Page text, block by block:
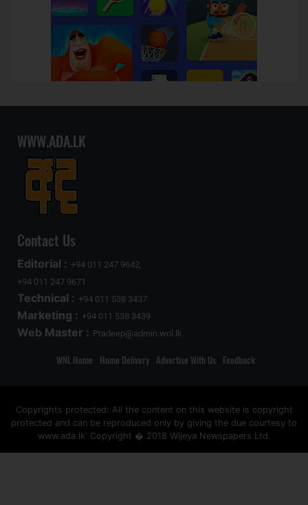
WWW.ADA.LK
Contact Us
Editorial : +94 011 247 9642,
+94 011 247 9671
Technical : +94 011 538 3437
Marketing : +94 011 538 3439
Web Master : Pradeep@admin.wnl.lk
WNL Home Home Delivery Advertise With Us Feedback
Copyrights protected: All the content on this website is copyright
protected and can be reproduced only by giving the due courtesy to
www.ada.lk' Copyright � 2018 Wijeya Newspapers Ltd.